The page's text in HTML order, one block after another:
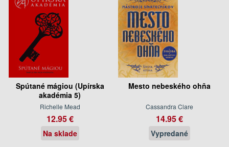
Spútané mágiou (Upírska
akadémia 5)
Richelle Mead
12.95 €
Na sklade
Mesto nebeského ohňa
Cassandra Clare
14.95 €
Vypredané